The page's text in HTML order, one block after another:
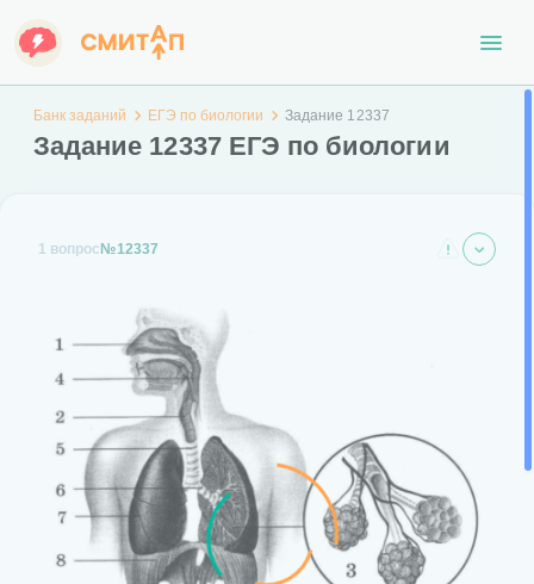
Банк заданий ЕГЭ по биологии Задание 12337
Задание 12337 ЕГЭ по биологии
1 вопрос №12337